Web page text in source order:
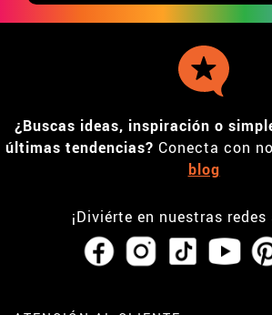
¿Buscas ideas, inspiración o
últimas tendencias? Conecta con
blog
¡Diviérte en nuestras